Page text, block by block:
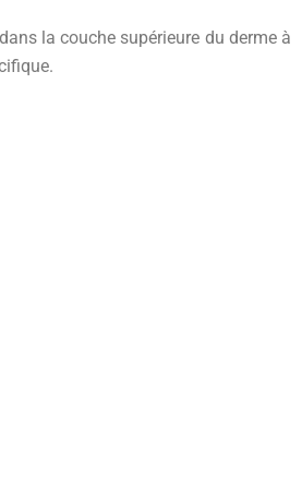
la couche supérieure du derme à